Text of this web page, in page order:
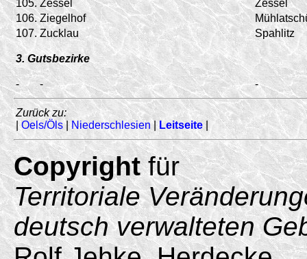
105. Zessel
Zessel
106. Ziegelhof
107. Zucklau Spahlitz
3. Gutsbezirke
- - -
Zurück zu:
|Oels/Öls|Niederschlesien|Leitseite
Copyrightfür
Territoriale
deutsch verwalteten